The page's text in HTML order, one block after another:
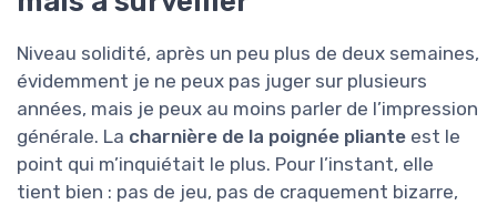
Niveau solidité, après un peu plus de deux semaines,
évidemment je ne peux pas juger sur plusieurs
années, mais je peux au moins parler de l’impression
générale. La charnière de la poignée pliante est le
point qui m’inquiétait le plus. Pour l’instant, elle
tient bien : pas de jeu, pas de craquement bizarre,